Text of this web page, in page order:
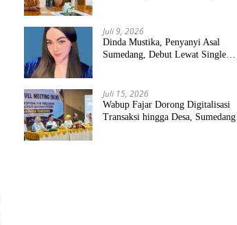
Juli 9, 2026
Dinda Mustika, Penyanyi Asal
Sumedang, Debut Lewat Single
Juli 15, 2026
Wabup Fajar Dorong Digitalisasi
Transaksi hingga Desa, Sumedang